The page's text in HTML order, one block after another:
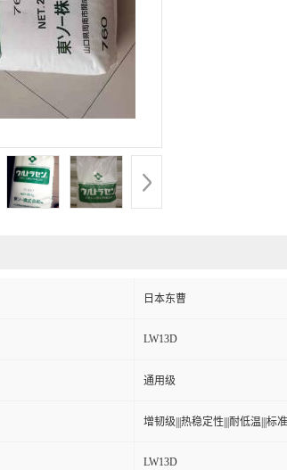
日本东曹
LW13D
通用级
增韧级|||热稳定性|||耐低温|||标
LW13D